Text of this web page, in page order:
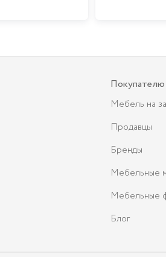
Покупателю
Мебель на
Продавцы
Бренды
Мебельные
Мебельные
Блог